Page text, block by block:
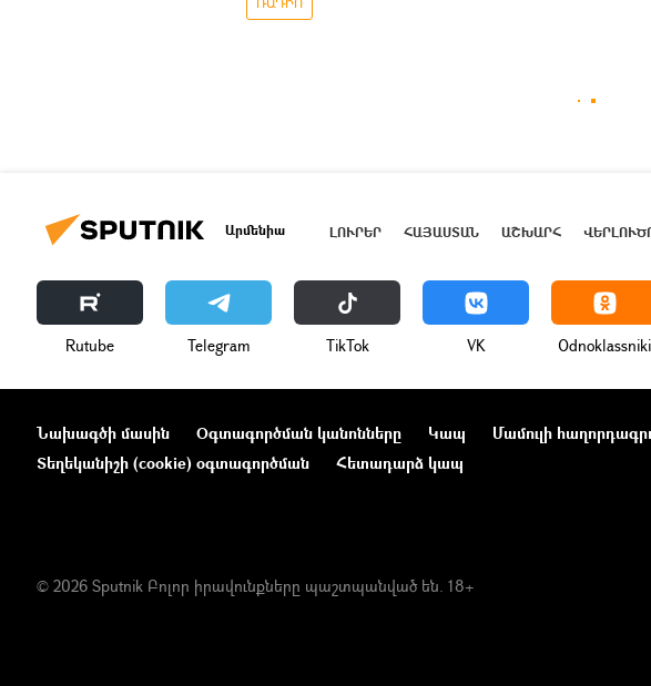
Արմենիա ԼՈՒՐԵՐ ՀԱՅԱՍՏԱՆ ԱՇԽԱՐՀ
Rutube Telegram ТikТоk VK Odnoklassniki
Նախագծի մասին Օգտագործման կանոնները Կապ Մամուլի
Տեղեկանիշի (cookie) օգտագործման
Հետադարձ կապ
© 2026 Sputnik Բոլոր իրավունքները պաշտպանված են. 18+